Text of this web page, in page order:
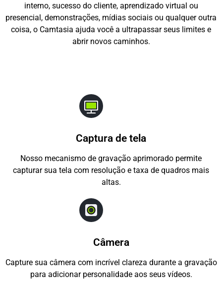
interno, sucesso do cliente, aprendizado virtual ou
presencial, demonstrações, mídias sociais ou qualquer outra
coisa, o Camtasia ajuda você a ultrapassar seus limites e
abrir novos caminhos.
Captura de tela
Nosso mecanismo de gravação aprimorado permite
capturar sua tela com resolução e taxa de quadros mais
altas.
Câmera
Capture sua câmera com incrível clareza durante a gravação
para adicionar personalidade aos seus vídeos.